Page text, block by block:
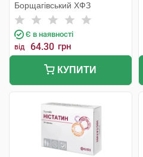
Борщагівський ХФЗ
Є в наявності
від 64.30 грн
КУПИТИ